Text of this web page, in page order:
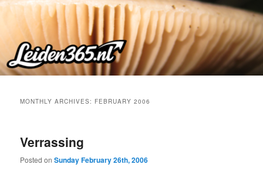
Skip
primary
content
Skip
secondary
content
MONTHLY ARCHIVES: FEBRUARY 2006
Verrassing
Posted onSunday February 26th, 2006